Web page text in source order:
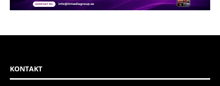
KONTAKT